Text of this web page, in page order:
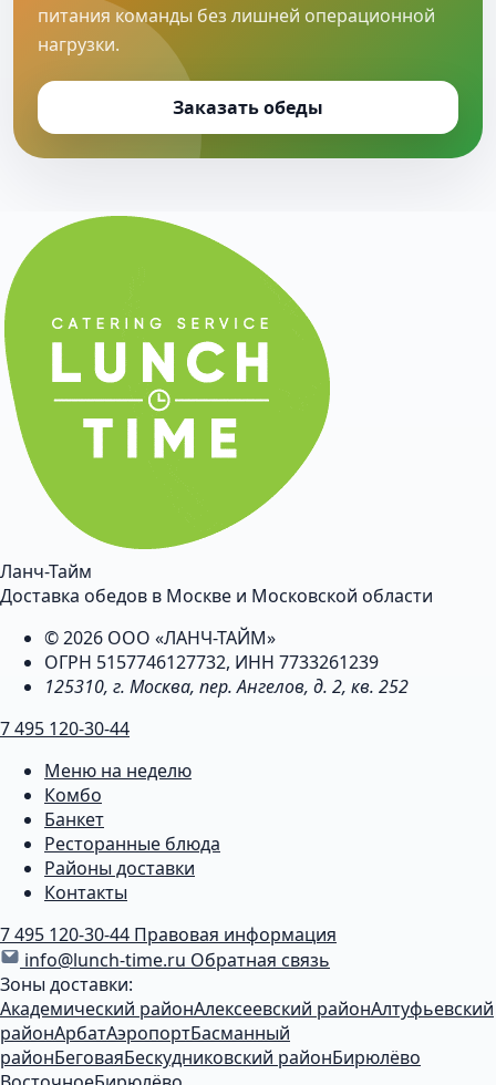
питания команды без лишней операционной
нагрузки.
Заказать обеды
Ланч-Тайм
Доставка обедов в Москве и Московской области
© 2026 ООО «ЛАНЧ-ТАЙМ»
ОГРН 5157746127732, ИНН 7733261239
125310, г. Москва, пер. Ангелов, д. 2, кв. 252
7 495 120-30-44
Меню на неделю
Комбо
Банкет
Ресторанные блюда
Районы доставки
Контакты
7 495 120-30-44 Правовая информация
info@lunch-time.ru Обратная связь
Зоны доставки:
Академический районАлексеевский районАлтуфьевский
районАрбатАэропортБасманный
районБеговаяБескудниковский районБирюлёво